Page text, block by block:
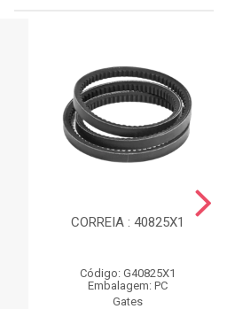
CORREIA : 40825X1
Código: G40825X1
Embalagem: PC
Gates